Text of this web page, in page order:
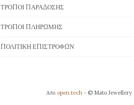
ΤΡΌΠΟΙ ΠΑΡΆΔΟΣΗΣ
ΤΡΌΠΟΙ ΠΛΗΡΩΜΉΣ
ΠΟΛΙΤΙΚΉ ΕΠΙΣΤΡΟΦΏΝ
Aπό open.tech - © Mato Jewellery